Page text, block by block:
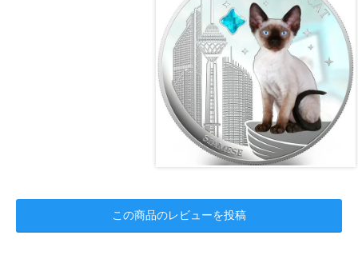
この商品のレビューを投稿